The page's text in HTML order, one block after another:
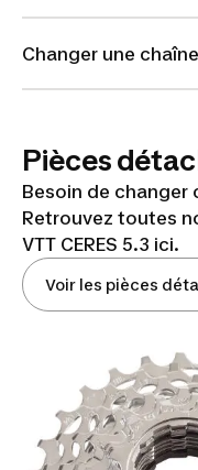
Changer une chaîne
Pièces
Besoin de
Retrouvez toutes
VTT CERES 5.3 ici.
Voir les pièces